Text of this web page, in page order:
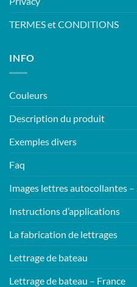
TERMES et CONDITIONS
INFO
Couleurs
Description du produit
Exemples divers
Faq
Images lettres autocollantes
Instructions d’applications
La fabrication de lettrages
Lettrage de bateau
Lettrage de bateau – France